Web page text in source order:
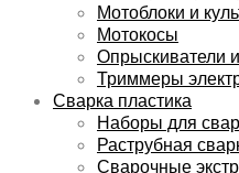
Мотоблоки и
Мотокосы
Опрыскиватели
Триммеры
Сварка пластика
Наборы для
Раструбная
Сварочные